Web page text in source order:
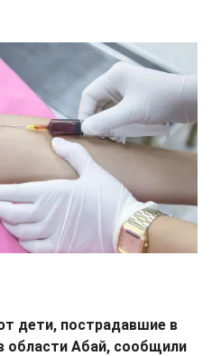
дети, пострадавшие в
области Абай, сообщили